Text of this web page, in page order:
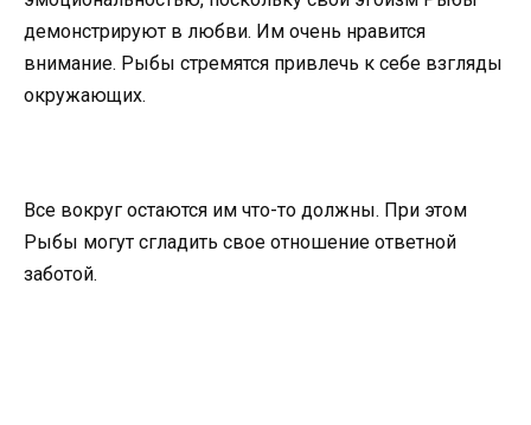
демонстрируют в любви. Им очень нравится
внимание. Рыбы стремятся привлечь к себе взгляды
окружающих.
Все вокруг остаются им что-то должны. При этом
Рыбы могут сгладить свое отношение ответной
заботой.